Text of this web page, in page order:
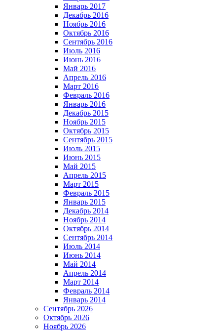
Январь 2017
Декабрь 2016
Ноябрь 2016
Октябрь 2016
Сентябрь 2016
Июль 2016
Июнь 2016
Май 2016
Апрель 2016
Март 2016
Февраль 2016
Январь 2016
Декабрь 2015
Ноябрь 2015
Октябрь 2015
Сентябрь 2015
Июль 2015
Июнь 2015
Май 2015
Апрель 2015
Март 2015
Февраль 2015
Январь 2015
Декабрь 2014
Ноябрь 2014
Октябрь 2014
Сентябрь 2014
Июль 2014
Июнь 2014
Май 2014
Апрель 2014
Март 2014
Февраль 2014
Январь 2014
Сентябрь 2026
Октябрь 2026
Ноябрь 2026